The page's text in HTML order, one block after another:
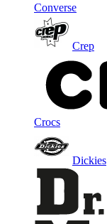
Converse
Crep
Crocs
Dickies